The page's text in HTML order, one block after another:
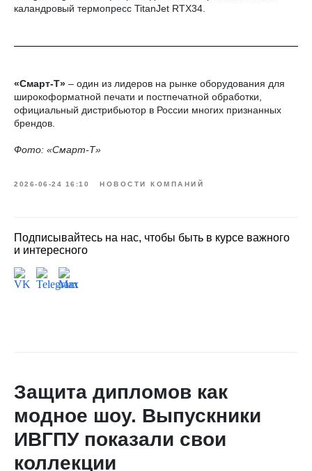
каландровый термопресс TitanJet RTX34.
«Смарт-Т» – один из лидеров на рынке оборудования для
широкоформатной печати и постпечатной обработки,
официальный дистрибьютор в России многих признанных
брендов.
Фото: «Смарт-Т»
2026-06-24 16:10 НОВОСТИ КОМПАНИЙ
Подписывайтесь на нас, чтобы быть в курсе важного
и интересного
Защита дипломов как
модное шоу. Выпускники
ИВГПУ показали свои
коллекции